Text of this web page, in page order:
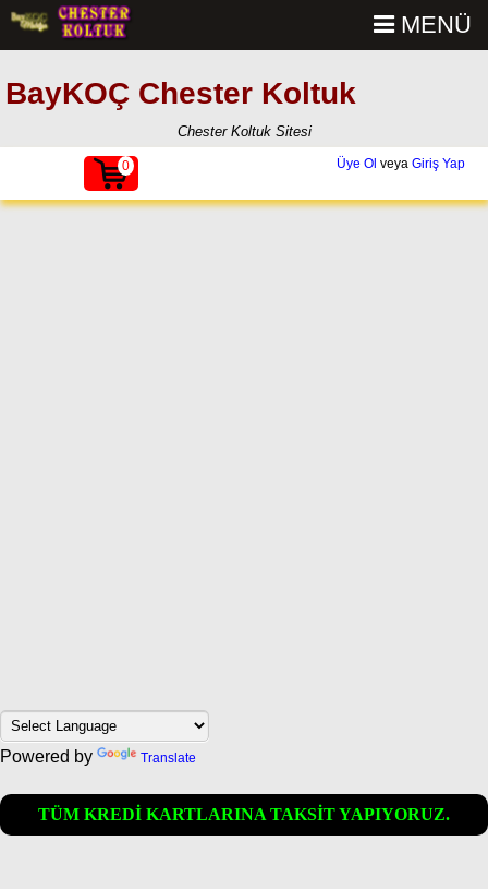
BayKOÇ Chester Koltuk
MENÜ
Chester Koltuk Sitesi
0 Üye Ol veya Giriş Yap
Powered by Translate
TÜM KREDİ KARTLARINA TAKSİT YAPIYORUZ.